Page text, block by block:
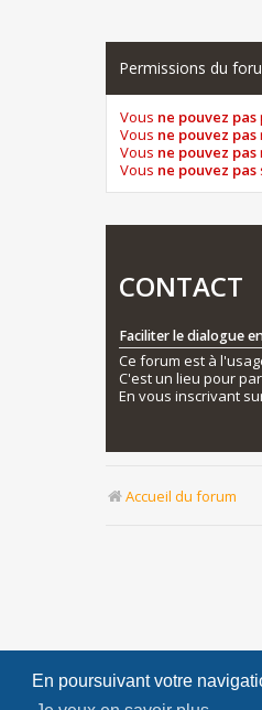
En poursuivant votre
Permissions du
Vous ne pouvez pas
Vous ne pouvez pas
Vous ne pouvez pas
Vous ne pouvez pas
CONTACT
Faciliter le dialogue
Ce forum est à
C'est un lieu pour
En vous inscrivant
Accueil du forum